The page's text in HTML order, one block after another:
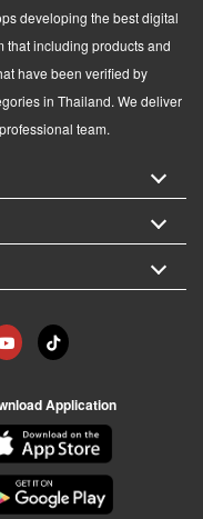
developing the best digital
that including products and
have been verified by
in Thailand. We deliver
team.
Application